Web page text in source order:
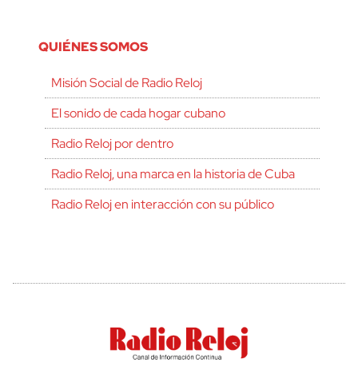
QUIÉNES SOMOS
Misión Social de Radio Reloj
El sonido de cada hogar cubano
Radio Reloj por dentro
Radio Reloj, una marca en la historia de Cuba
Radio Reloj en interacción con su público